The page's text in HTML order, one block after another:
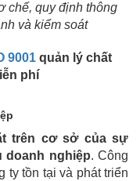
chế, quy định thông
và kiểm soát
9001 quản lý chất
phí
trên cơ sở của sự
doanh nghiệp. Công
ty tồn tại và phát triển